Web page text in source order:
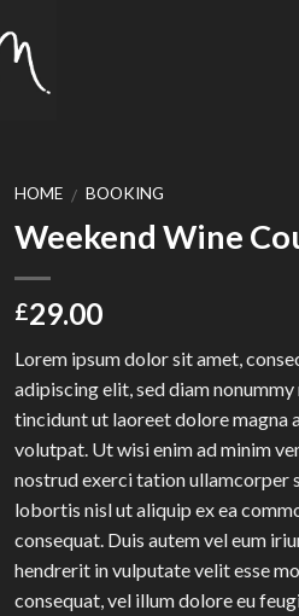
HOME / BOOKING
Weekend Wine
£29.00
Lorem ipsum dolor sit amet,
adipiscing elit, sed diam
tincidunt ut laoreet dolore magna
volutpat. Ut wisi enim ad minim
nostrud exerci tation ullamcorper
lobortis nisl ut aliquip ex ea
consequat. Duis autem vel eum
hendrerit in vulputate velit esse
consequat, vel illum dolore eu